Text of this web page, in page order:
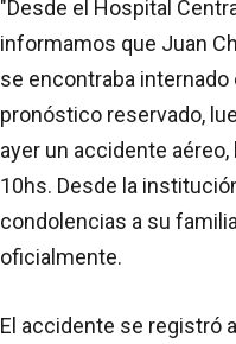
"Desde el Hospital
informamos que Juan
se encontraba
pronóstico reservado,
ayer un accidente
10hs. Desde la
condolencias a su
oficialmente.
El accidente se registró